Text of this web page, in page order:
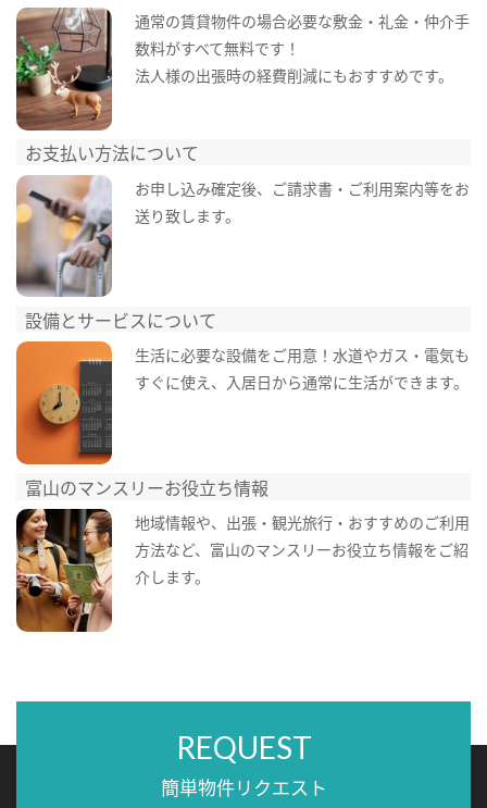
通常の賃貸物件の場合必要な敷金・礼金・仲介手
数料がすべて無料です！
法人様の出張時の経費削減にもおすすめです。
お支払い方法について
お申し込み確定後、ご請求書・ご利用案内等をお
送り致します。
設備とサービスについて
生活に必要な設備をご用意！水道やガス・電気も
すぐに使え、入居日から通常に生活ができます。
富山のマンスリーお役立ち情報
地域情報や、出張・観光旅行・おすすめのご利用
方法など、富山のマンスリーお役立ち情報をご紹
介します。
REQUEST
簡単物件リクエスト